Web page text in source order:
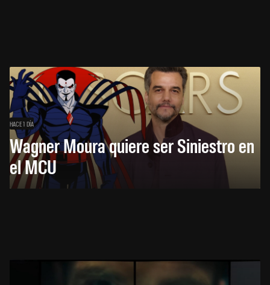
HACE 1 DÍA
Wagner Moura quiere ser Siniestro en
el MCU